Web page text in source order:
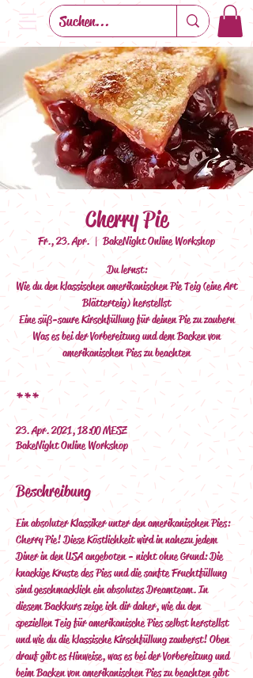
Cherry Pie
Fr., 23. Apr.
  |
BakeNight Online Workshop
Du lernst:
Wie du den klassischen amerikanischen Pie Teig (eine Art
Blätterteig) herstellst
Eine süß-saure Kirschfüllung für deinen Pie zu zaubern
Was es bei der Vorbereitung und dem Backen von
amerikanischen Pies zu beachten
***
23. Apr. 2021, 18:00 MESZ
BakeNight Online Workshop
Beschreibung
Ein absoluter Klassiker unter den amerikanischen Pies:
Cherry Pie! Diese Köstlichkeit wird in nahezu jedem
Diner in den USA angeboten - nicht ohne Grund: Die
knackige Kruste des Pies und die sanfte Fruchtfüllung
sind geschmacklich ein absolutes Dreamteam. In
diesem Backkurs zeige ich dir daher, wie du den
speziellen Teig für amerikanische Pies selbst herstellst
und wie du die klassische Kirschfüllung zauberst! Oben
drauf gibt es Hinweise, was es bei der Vorbereitung und
beim Backen von amerikanischen Pies zu beachten gibt